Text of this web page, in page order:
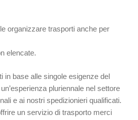
organizzare trasporti anche per
elencate.
in base alle singole esigenze del
pluriennale nel settore
e ai nostri spedizionieri qualificati.
un servizio di trasporto merci